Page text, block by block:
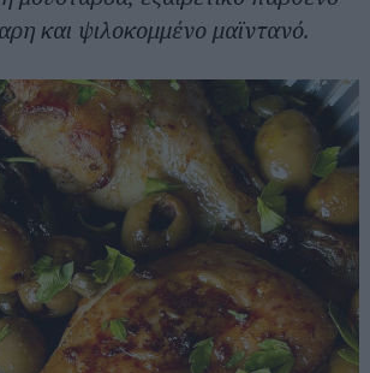
και ψιλοκομμένο μαϊντανό.